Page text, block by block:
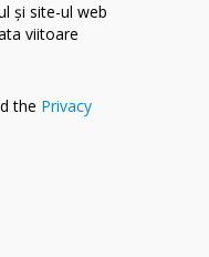
și site-ul web
viitoare
the Privacy